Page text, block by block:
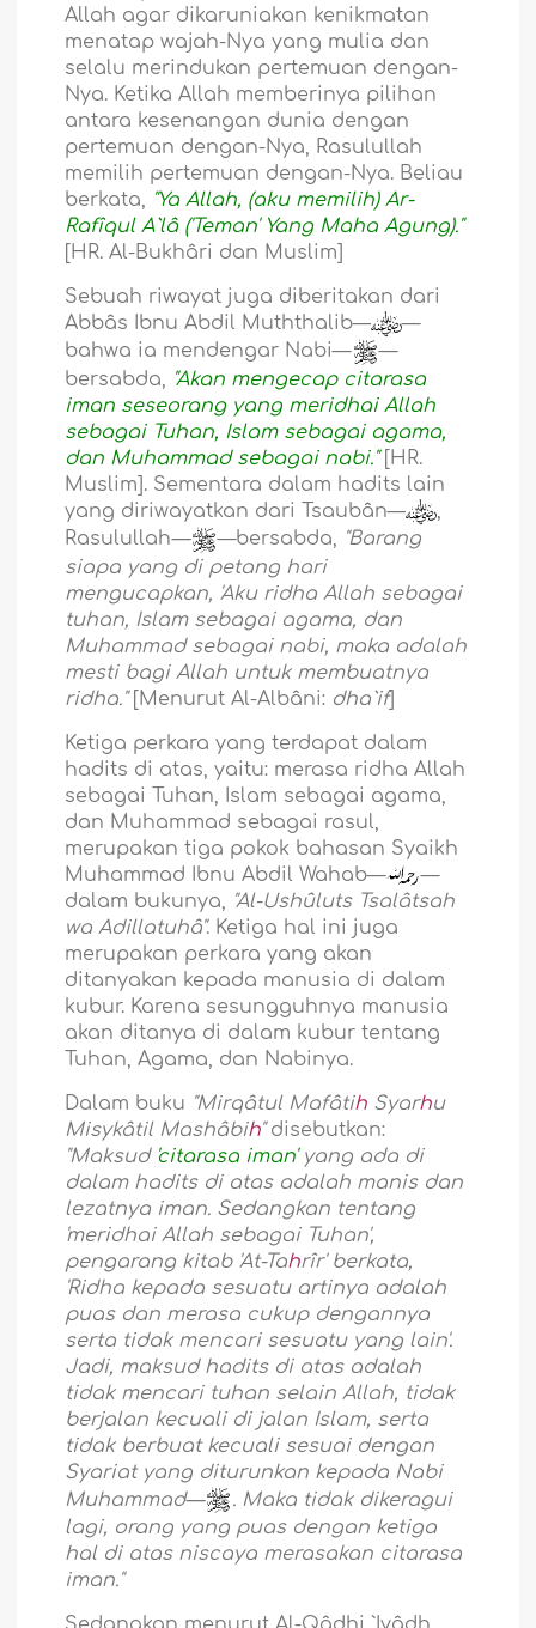
Allah agar dikaruniakan kenikmatan
menatap wajah-Nya yang mulia dan
selalu merindukan pertemuan dengan-
Nya. Ketika Allah memberinya pilihan
antara kesenangan dunia dengan
pertemuan dengan-Nya, Rasulullah
memilih pertemuan dengan-Nya. Beliau
berkata, "Ya Allah, (aku memilih) Ar-
Rafîqul A`lâ ('Teman' Yang Maha Agung)."
[HR. Al-Bukhâri dan Muslim]
Sebuah riwayat juga diberitakan dari
Abbâs Ibnu Abdil Muththalib—
—
bahwa ia mendengar Nabi—
—
bersabda, "Akan mengecap citarasa
iman seseorang yang meridhai Allah
sebagai Tuhan, Islam sebagai agama,
dan Muhammad sebagai nabi."[HR.
Muslim]. Sementara dalam hadits lain
yang diriwayatkan dari Tsaubân—
,
Rasulullah— —bersabda, "Barang
siapa yang di petang hari
mengucapkan, 'Aku ridha Allah sebagai
tuhan, Islam sebagai agama, dan
Muhammad sebagai nabi, maka adalah
mesti bagi Allah untuk membuatnya
ridha."[Menurut Al-Albâni: dha`if]
Ketiga perkara yang terdapat dalam
hadits di atas, yaitu: merasa ridha Allah
sebagai Tuhan, Islam sebagai agama,
dan Muhammad sebagai rasul,
merupakan tiga pokok bahasan Syaikh
Muhammad Ibnu Abdil Wahab—
—
dalam bukunya, "Al-Ushûluts Tsalâtsah
wa Adillatuhâ". Ketiga hal ini juga
merupakan perkara yang akan
ditanyakan kepada manusia di dalam
kubur. Karena sesungguhnya manusia
akan ditanya di dalam kubur tentang
Tuhan, Agama, dan Nabinya.
Dalam buku "Mirqâtul Mafâtih Syarhu
Misykâtil Mashâbih"disebutkan:
"Maksud'citarasa iman' yang ada di
dalam hadits di atas adalah manis dan
lezatnya iman. Sedangkan tentang
'meridhai Allah sebagai Tuhan',
pengarang kitab 'At-Tahrîr' berkata,
'Ridha kepada sesuatu artinya adalah
puas dan merasa cukup dengannya
serta tidak mencari sesuatu yang lain'.
Jadi, maksud hadits di atas adalah
tidak mencari tuhan selain Allah, tidak
berjalan kecuali di jalan Islam, serta
tidak berbuat kecuali sesuai dengan
Syariat yang diturunkan kepada Nabi
Muhammad—
. Maka tidak dikeragui
lagi, orang yang puas dengan ketiga
hal di atas niscaya merasakan citarasa
iman."